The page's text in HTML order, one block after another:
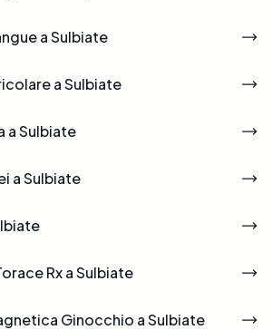
a Sulbiate
a Sulbiate
a Sulbiate
a Sulbiate
Rx a Sulbiate
Ginocchio a Sulbiate